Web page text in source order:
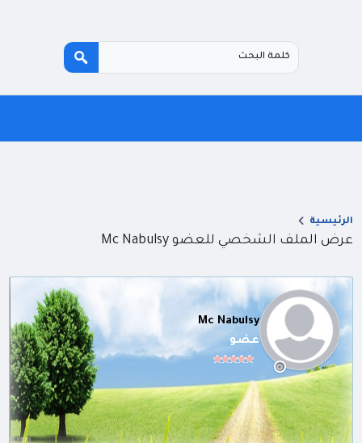
الرئيسية
عرض الملف الشخصي للعضو Mc Nabulsy
Mc Nabulsy
عضو